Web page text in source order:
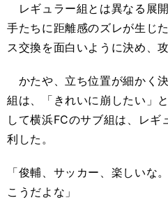
レギュラー組とは異なる展
手たちに距離感のズレが生じ
ス交換を面白いように決め、
かたや、立ち位置が細かく
組は、「きれいに崩したい」
して横浜FCのサブ組は、レギ
利した。
「俊輔、サッカー、楽しいな
こうだよな」